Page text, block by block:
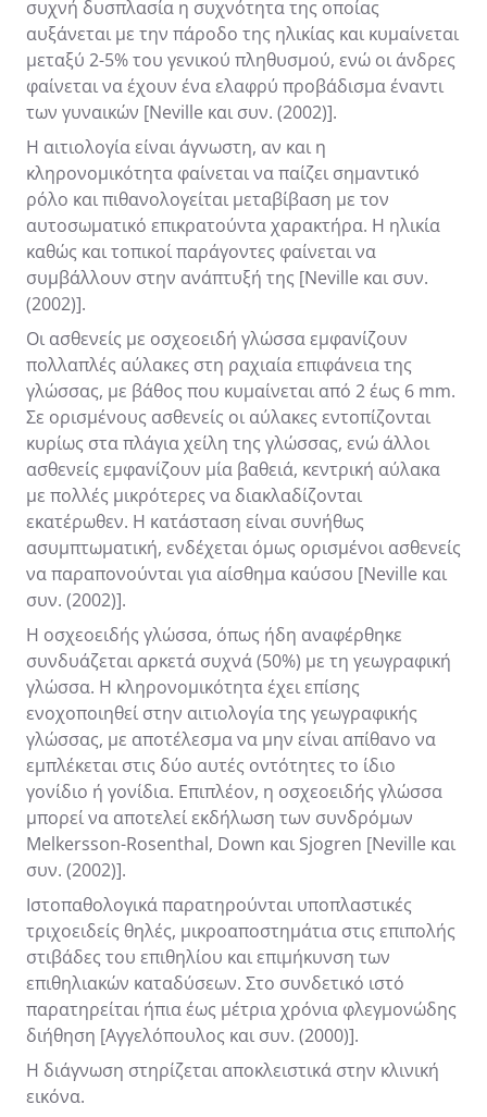
συχνή δυσπλασία η συχνότητα της οποίας
αυξάνεται με την πάροδο της ηλικίας και κυμαίνεται
μεταξύ 2-5% του γενικού πληθυσμού, ενώ οι άνδρες
φαίνεται να έχουν ένα ελαφρύ προβάδισμα έναντι
των γυναικών [Neville και συν. (2002)].
Η αιτιολογία είναι άγνωστη, αν και η
κληρονομικότητα φαίνεται να παίζει σημαντικό
ρόλο και πιθανολογείται μεταβίβαση με τον
αυτοσωματικό επικρατούντα χαρακτήρα. Η ηλικία
καθώς και τοπικοί παράγοντες φαίνεται να
συμβάλλουν στην ανάπτυξή της [Neville και συν.
(2002)].
Οι ασθενείς με οσχεοειδή γλώσσα εμφανίζουν
πολλαπλές αύλακες στη ραχιαία επιφάνεια της
γλώσσας, με βάθος που κυμαίνεται από 2 έως 6 mm.
Σε ορισμένους ασθενείς οι αύλακες εντοπίζονται
κυρίως στα πλάγια χείλη της γλώσσας, ενώ άλλοι
ασθενείς εμφανίζουν μία βαθειά, κεντρική αύλακα
με πολλές μικρότερες να διακλαδίζονται
εκατέρωθεν. Η κατάσταση είναι συνήθως
ασυμπτωματική, ενδέχεται όμως ορισμένοι ασθενείς
να παραπονούνται για αίσθημα καύσου [Neville και
συν. (2002)].
Η οσχεοειδής γλώσσα, όπως ήδη αναφέρθηκε
συνδυάζεται αρκετά συχνά (50%) με τη γεωγραφική
γλώσσα. Η κληρονομικότητα έχει επίσης
ενοχοποιηθεί στην αιτιολογία της γεωγραφικής
γλώσσας, με αποτέλεσμα να μην είναι απίθανο να
εμπλέκεται στις δύο αυτές οντότητες το ίδιο
γονίδιο ή γονίδια. Επιπλέον, η οσχεοειδής γλώσσα
μπορεί να αποτελεί εκδήλωση των συνδρόμων
Melkersson-Rosenthal, Down και Sjogren [Neville και
συν. (2002)].
Ιστοπαθολογικά παρατηρούνται υποπλαστικές
τριχοειδείς θηλές, μικροαποστημάτια στις επιπολής
στιβάδες του επιθηλίου και επιμήκυνση των
επιθηλιακών καταδύσεων. Στο συνδετικό ιστό
παρατηρείται ήπια έως μέτρια χρόνια φλεγμονώδης
διήθηση [Αγγελόπουλος και συν. (2000)].
Η διάγνωση στηρίζεται αποκλειστικά στην κλινική
εικόνα.